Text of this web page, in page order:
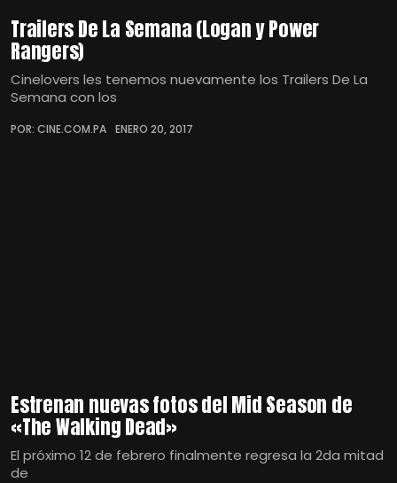
Trailers De La Semana (Logan y Power
Rangers)
Cinelovers les tenemos nuevamente los Trailers De La
Semana con los
POR: CINE.COM.PA ENERO 20, 2017
Estrenan nuevas fotos del Mid Season de
«The Walking Dead»
El próximo 12 de febrero finalmente regresa la 2da mitad
de